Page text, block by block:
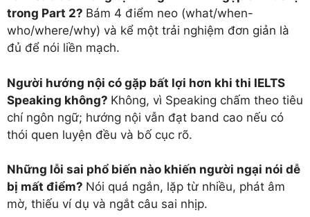
trong Part 2? Bám 4 điểm neo (what/when-
who/where/why) và kể một trải nghiệm đơn giản là
đủ để nói liền mạch.
Người hướng nội có gặp bất lợi hơn khi thi IELTS
Speaking không? Không, vì Speaking chấm theo tiêu
chí ngôn ngữ; hướng nội vẫn đạt band cao nếu có
thói quen luyện đều và bố cục rõ.
Những lỗi sai phổ biến nào khiến người ngại nói dễ
bị mất điểm? Nói quá ngắn, lặp từ nhiều, phát âm
mờ, thiếu ví dụ và ngắt câu sai nhịp.